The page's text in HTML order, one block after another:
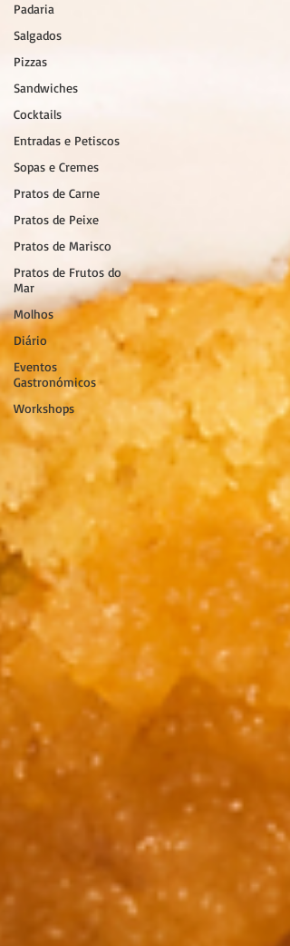
Padaria
Salgados
Pizzas
Sandwiches
Cocktails
Entradas e Petiscos
Sopas e Cremes
Pratos de Carne
Pratos de Peixe
Pratos de Marisco
Pratos de Frutos do
Mar
Molhos
Diário
Eventos
Gastronómicos
Workshops